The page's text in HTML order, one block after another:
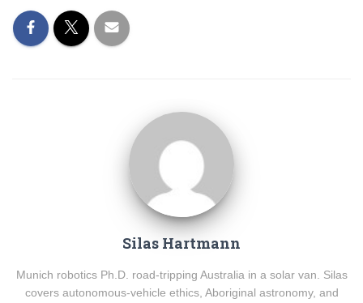
Silas Hartmann
Munich robotics Ph.D. road-tripping Australia in a solar van. Silas
covers autonomous-vehicle ethics, Aboriginal astronomy, and